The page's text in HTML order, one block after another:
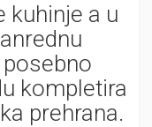
kuhinje a u
kompletira
prehrana.